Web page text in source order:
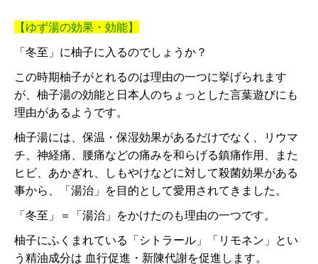
【ゆず湯の効果・効能】
「冬至」に柚子に入るのでしょうか？
この時期柚子がとれるのは理由の一つに挙げられます
が、柚子湯の効能と日本人のちょっとした言葉遊びにも
理由があるようです。
柚子湯には、保温・保湿効果があるだけでなく、リウマ
チ、神経痛、腰痛などの痛みを和らげる鎮痛作用、また
ヒビ、あかぎれ、しもやけなどに対して殺菌効果がある
事から、「湯治」を目的として愛用されてきました。
「冬至」＝「湯治」をかけたのも理由の一つです。
柚子にふくまれている「シトラール」「リモネン」とい
う精油成分は 血行促進・新陳代謝を促進します。